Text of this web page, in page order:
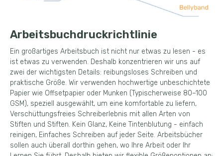
Arbeitsbuchdruckrichtlinie
Ein großartiges Arbeitsbuch ist nicht nur etwas zu lesen - es
ist etwas zu verwenden. Deshalb konzentrieren wir uns auf
zwei der wichtigsten Details: reibungsloses Schreiben und
praktische Größe. Wir verwenden hochwertige unbeschichtete
Papier wie Offsetpapier oder Munken (Typischerweise 80–100
GSM), speziell ausgewählt, um eine komfortable zu liefern,
Verschüttungsfreies Schreiberlebnis mit allen Arten von
Stiften und Stiften. Kein Glanz, Keine Tintenblutung - einfach
reinigen, Einfaches Schreiben auf jeder Seite. Arbeitsbücher
sollen auch überall dorthin gehen, wo Ihre Arbeit oder Ihr